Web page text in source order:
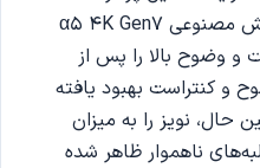
AI 4K Gen7 دارد. پردازنده هوش مصنوعی α5 4K Gen7
و وضوح بالا را پس از
و کنتراست بهبود یافته
حال، نویز را به میزان
ناهموار ظاهر شده